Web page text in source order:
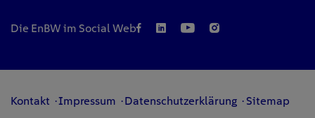
Die EnBW im Social Web
Kontakt Impressum Datenschutzerklärung Sitemap